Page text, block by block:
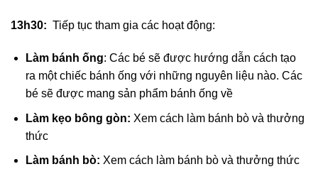
13h30: Tiếp tục tham gia các hoạt động:
Làm bánh ống: Các bé sẽ được hướng dẫn cách tạo
ra một chiếc bánh ống với những nguyên liệu nào. Các
bé sẽ được mang sản phẩm bánh ống về
Làm kẹo bông gòn: Xem cách làm bánh bò và thưởng
thức
Làm bánh bò: Xem cách làm bánh bò và thưởng thức